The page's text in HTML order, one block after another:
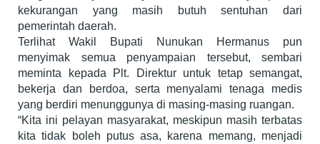
kekurangan yang masih butuh sentuhan dari
pemerintah daerah.
Terlihat Wakil Bupati Nunukan Hermanus pun
menyimak semua penyampaian tersebut, sembari
meminta kepada Plt. Direktur untuk tetap semangat,
bekerja dan berdoa, serta menyalami tenaga medis
yang berdiri menunggunya di masing-masing ruangan.
“Kita ini pelayan masyarakat, meskipun masih terbatas
kita tidak boleh putus asa, karena memang, menjadi